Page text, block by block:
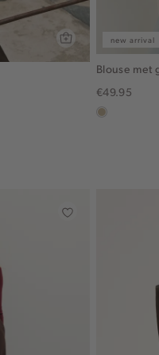
new arrival
Blouse met
€49.95
lichtzand